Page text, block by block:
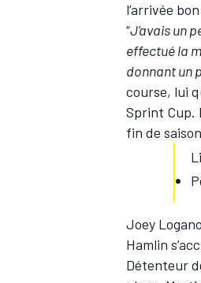
l’arrivée
“J’avais un
effectué la
donnant un
course, lui
Sprint Cup.
fin de
Joey Logano
Hamlin
Détenteur